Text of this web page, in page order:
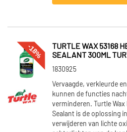
-18%
TURTLE WAX 53168
SEALANT 300ML
1830925
Vervaagde, verkleurde
kunnen de functies
verminderen. Turtle Wax
Sealant is de oplossing
verwijderen van lichte